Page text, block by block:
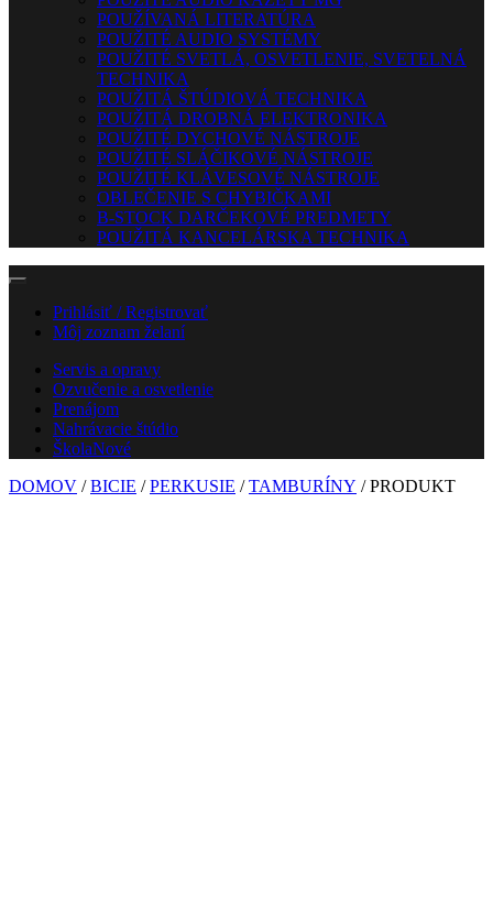
POUŽÍVANÁ LITERATÚRA
POUŽITÉ AUDIO SYSTÉMY
POUŽITÉ SVETLÁ, OSVETLENIE, SVETELNÁ
TECHNIKA
POUŽITÁ ŠTÚDIOVÁ TECHNIKA
POUŽITÁ DROBNÁ ELEKTRONIKA
POUŽITÉ DYCHOVÉ NÁSTROJE
POUŽITÉ SLÁČIKOVÉ NÁSTROJE
POUŽITÉ KLÁVESOVÉ NÁSTROJE
OBLEČENIE S CHYBIČKAMI
B-STOCK DARČEKOVÉ PREDMETY
POUŽITÁ KANCELÁRSKA TECHNIKA
Prihlásiť / Registrovať
Môj zoznam želaní
Servis a opravy
Ozvučenie a osvetlenie
Prenájom
Nahrávacie štúdio
ŠkolaNové
DOMOV /BICIE /PERKUSIE /TAMBURÍNY / PRODUKT